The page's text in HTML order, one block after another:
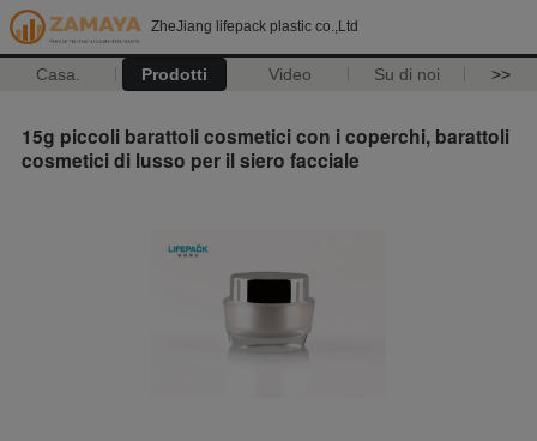
ZheJiang lifepack plastic co.,Ltd
Casa. Prodotti Video Su di noi >>
15g piccoli barattoli cosmetici con i coperchi, barattoli
cosmetici di lusso per il siero facciale